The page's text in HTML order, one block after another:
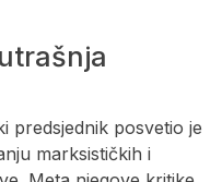
predsjednik posvetio je
marksističkih i